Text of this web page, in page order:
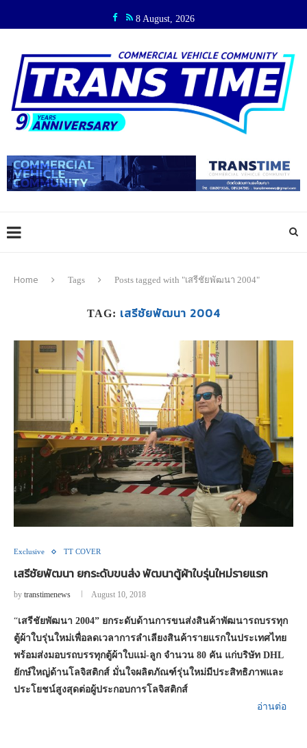
8 August, 2026
Home Tags Posts tagged with "เสรีชัยพัฒนา 2004"
TAG: เสรีชัยพัฒนา 2004
Exclusive TT COVER
เสรีชัยพัฒนา ยกระดับขนส่ง พัฒนาตู้ผ้าใบรุ่นใหม่รายแรก
by transtimenews August 10, 2018
“เสรีชัยพัฒนา 2004” ยกระดับด้านการขนส่งสินค้าพัฒนารถบรรทุก
ตู้ผ้าใบรุ่นใหม่เพื่อลดเวลาการลำเลียงสินค้ารายแรกในประเทศไทย
พร้อมส่งมอบรถบรรทุกตู้ผ้าใบแม่-ลูก จำนวน 80 คัน แก่บริษัท DHL
ยักษ์ใหญ่ด้านโลจิสติกส์ มั่นใจผลิตภัณฑ์รุ่นใหม่มีประสิทธิภาพและ
ประโยชน์สูงสุดต่อผู้ประกอบการโลจิสติกส์
อ่านต่อ